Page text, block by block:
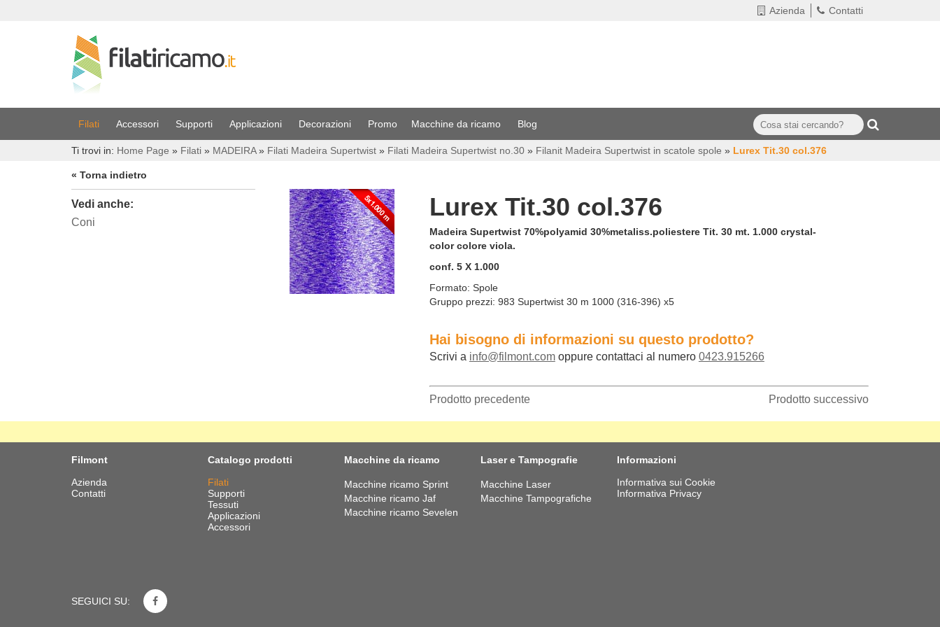
Azienda Contatti
Filati Accessori Supporti Applicazioni Decorazioni Promo Macchine da ricamo Blog
Ti trovi in: Home Page » Filati » MADEIRA » Filati Madeira Supertwist » Filati Madeira Supertwist no.30 » Filanit Madeira Supertwist in scatole spole » Lurex Tit.30 col.376
« Torna indietro
Vedi anche:
Coni
Lurex Tit.30 col.376
Madeira Supertwist 70%polyamid 30%metaliss.poliestere Tit. 30 mt. 1.000 crystal-
color colore viola.
conf. 5 X 1.000
Formato: Spole
Gruppo prezzi: 983 Supertwist 30 m 1000 (316-396) x5
Hai bisogno di informazioni su questo prodotto?
Scrivi a info@filmont.comoppure contattaci al numero 0423.915266
Prodotto precedente Prodotto successivo
Filmont
Azienda
Contatti
Catalogo prodotti
Filati
Supporti
Tessuti
Applicazioni
Accessori
Macchine da ricamo
Macchine ricamo Sprint
Macchine ricamo Jaf
Macchine ricamo Sevelen
Laser e Tampografie
Macchine Laser
Macchine Tampografiche
Informazioni
Informativa sui Cookie
Informativa Privacy
SEGUICI SU: